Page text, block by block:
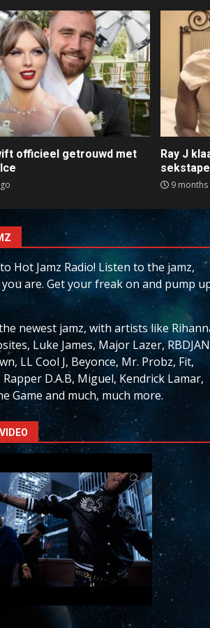
officieel getrouwd met
Ray J
sekstape
9 months
Hot Jamz Radio! Listen to the jamz,
are. Get your freak on and pump
newest jamz, with artists like
Luke James, Major Lazer,
LL Cool J, Beyonce, Mr. Probz, Fit,
D.A.B, Miguel, Kendrick Lamar,
Game and much, much more.